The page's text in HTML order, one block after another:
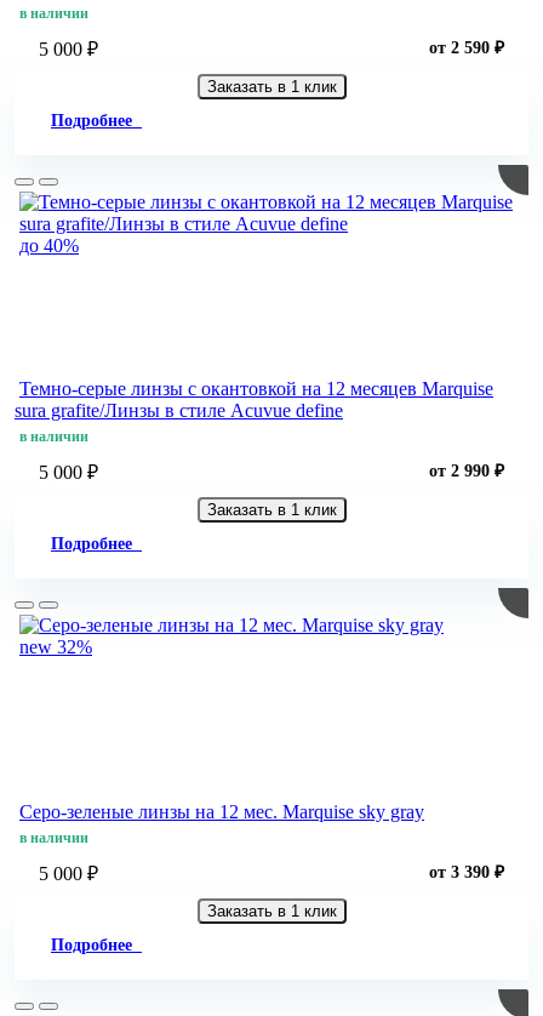
в наличии
5 000 ₽ от 2 590 ₽
Заказать в 1 клик
Подробнее
до 40%
Темно-серые линзы с окантовкой на 12 месяцев Marquise
sura grafite/Линзы в стиле Acuvue define
в наличии
5 000 ₽ от 2 990 ₽
Заказать в 1 клик
Подробнее
new 32%
Серо-зеленые линзы на 12 мес. Marquise sky gray
в наличии
5 000 ₽ от 3 390 ₽
Заказать в 1 клик
Подробнее